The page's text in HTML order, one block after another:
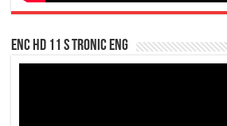
enc hd 11 S tronic ENG